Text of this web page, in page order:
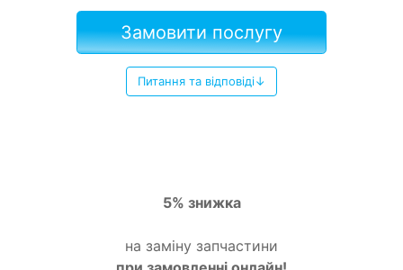
Замовити послугу
Питання та відповіді↓
5% знижка
на заміну запчастини